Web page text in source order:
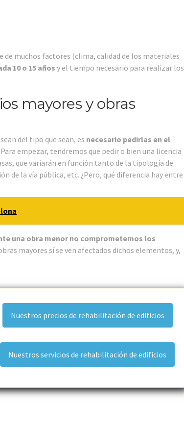
de muchos factores (clima, calidad de los materiales
10 o 15 añosy el tiempo necesario para realizar los
mayores y obras
del tipo que sean, es necesario pedirlas en el
Para empezar, tendremos que pedir o bien una licencia
que variarán en función tanto de la tipología de
de la vía pública, etc. ¿Pero, qué diferencia hay entre
una obra menor no comprometemos los
mayores sí se ven afectados dichos elementos, y,
Nuestros precios de rehabilitación de edificios
Nuestros servicios de rehabilitación de edificios